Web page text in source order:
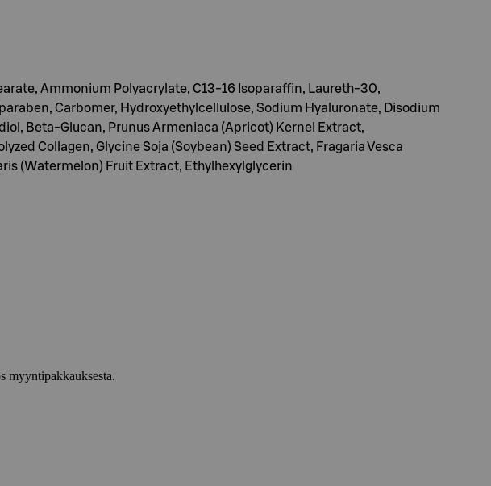
Ammonium Polyacrylate, C13-16 Isoparaffin, Laureth-30,
Carbomer, Hydroxyethylcellulose, Sodium Hyaluronate, Disodium
Beta-Glucan, Prunus Armeniaca (Apricot) Kernel Extract,
Collagen, Glycine Soja (Soybean) Seed Extract, Fragaria Vesca
(Watermelon) Fruit Extract, Ethylhexylglycerin
myyntipakkauksesta.